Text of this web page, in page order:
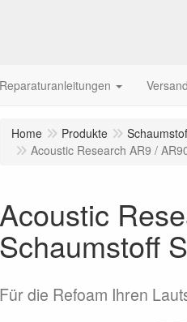
Versand
Home Produkte
Acoustic Research AR9 /
Acoustic
Schaumstoff
Für die Refoam Ihren